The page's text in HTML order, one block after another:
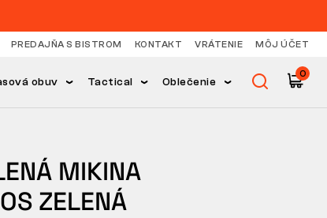
PREDAJŇA S BISTROM KONTAKT VRÁTENIE MÔJ ÚČET
obuv Tactical Oblečenie
0
MIKINA
ZELENÁ